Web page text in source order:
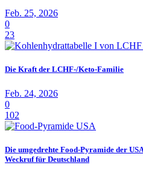
Feb. 25, 2026
0
23
Die Kraft der LCHF-/Keto-Familie
Feb. 24, 2026
0
102
Die umgedrehte Food-Pyramide der
Weckruf für Deutschland